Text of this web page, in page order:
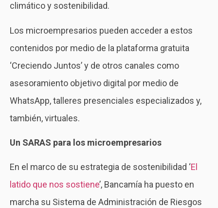
climático y sostenibilidad.
Los microempresarios pueden acceder a estos
contenidos por medio de la plataforma gratuita
‘Creciendo Juntos’ y de otros canales como
asesoramiento objetivo digital por medio de
WhatsApp, talleres presenciales especializados y,
también, virtuales.
Un SARAS para los microempresarios
En el marco de su estrategia de sostenibilidad ‘El
latido que nos sostiene’, Bancamía ha puesto en
marcha su Sistema de Administración de Riesgos